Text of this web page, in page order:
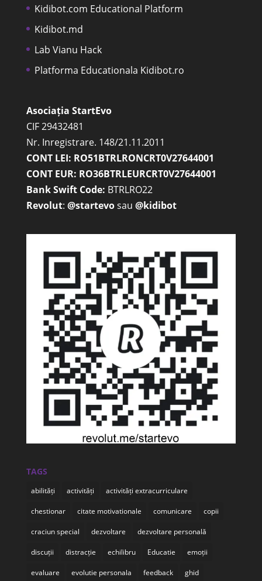
Kidibot.com Educational Platform
Kidibot.md
Lab Vianu Hack
Platforma Educationala Kidibot.ro
Asociația StartEvo
CIF 29432481
Nr. Inregistrare. 148/21.11.2011
CONT LEI: RO51BTRLRONCRT0V27644001
CONT EUR: RO36BTRLEURCRT0V27644001
Bank Swift Code: BTRLRO22
Revolut: @startevosau @kidibot
TAGS
abilități activități activități extracurriculare
chestionar citate motivationale comunicare copii
craciun special dezvoltare dezvoltare personală
discuții distracție echilibru Educatie emoții
evaluare evolutie personala feedback ghid